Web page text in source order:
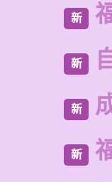
新
新
新
新